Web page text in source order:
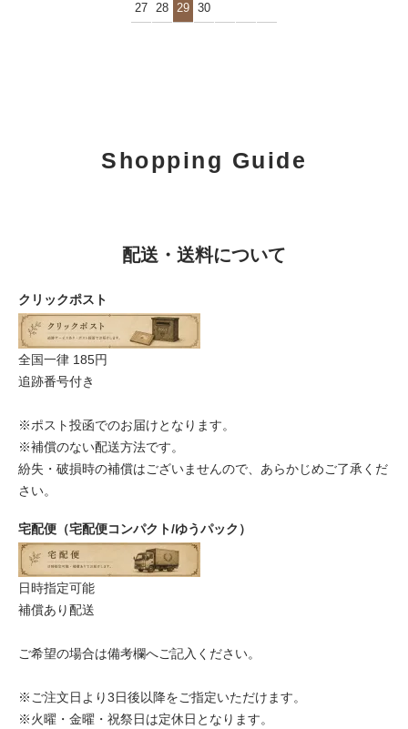
27 28 29 30
Shopping Guide
配送・送料について
クリックポスト
全国一律 185円
追跡番号付き
※ポスト投函でのお届けとなります。
※補償のない配送方法です。
紛失・破損時の補償はございませんので、あらかじめご了承くだ
さい。
宅配便（宅配便コンパクト/ゆうパック）
日時指定可能
補償あり配送
ご希望の場合は備考欄へご記入ください。
※ご注文日より3日後以降をご指定いただけます。
※火曜・金曜・祝祭日は定休日となります。